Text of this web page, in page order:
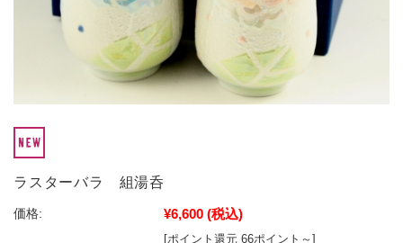
ラスターバラ 組湯呑
価格: ¥6,600 (税込)
[ポイント還元 66ポイント～]